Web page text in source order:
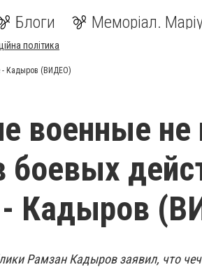
Блоги Меморіал.
політика
- Кадыров (ВИДЕО)
военные
боевых
Кадыров
Рамзан Кадыров заявил, что